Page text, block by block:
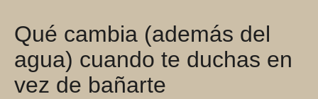
Qué cambia (además del
agua) cuando te duchas en
vez de bañarte